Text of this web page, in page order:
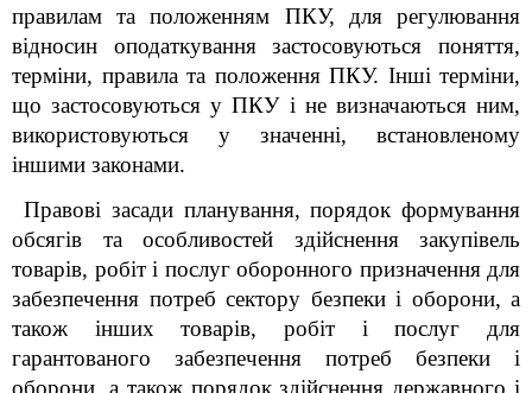
правилам та положенням ПКУ, для регулювання
відносин оподаткування застосовуються поняття,
терміни, правила та положення ПКУ. Інші терміни,
що застосовуються у ПКУ і не визначаються ним,
використовуються у значенні, встановленому
іншими законами.
Правові засади планування, порядок формування
обсягів та особливостей здійснення закупівель
товарів, робіт і послуг оборонного призначення для
забезпечення потреб сектору безпеки і оборони, а
також інших товарів, робіт і послуг для
гарантованого забезпечення потреб безпеки і
оборони, а також порядок здійснення державного і